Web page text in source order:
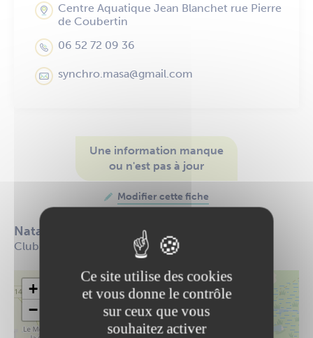
Centre Aquatique Jean Blanchet rue Pierre
de Coubertin
06 52 72 09 36
synchro.masa@gmail.com
Une information manque
ou n'est pas à jour
Modifier cette fiche
Natation synchronisée
Club sportif de natation artistique. Tous niveaux.
+
−
Ce site utilise des cookies
et vous donne le contrôle
sur ceux que vous
souhaitez activer